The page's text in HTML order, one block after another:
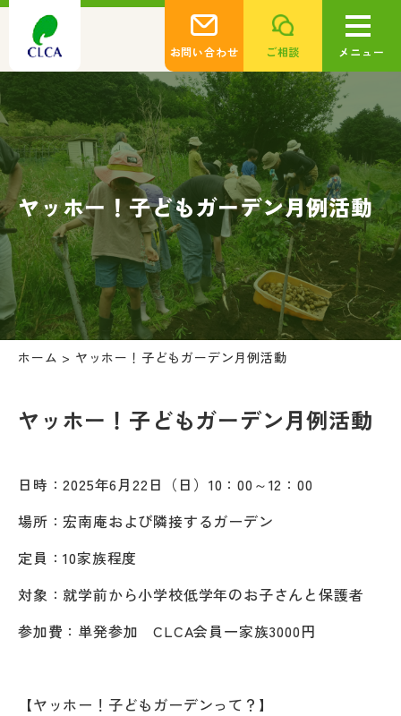
お問い合わせ ご相談 メニュー
ヤッホー！子どもガーデン月例活動
ホーム > ヤッホー！子どもガーデン月例活動
ヤッホー！子どもガーデン月例活動
日時：2025年6月22日（日）10：00～12：00
場所：宏南庵および隣接するガーデン
定員：10家族程度
対象：就学前から小学校低学年のお子さんと保護者
参加費：単発参加 CLCA会員一家族3000円
【ヤッホー！子どもガーデンって？】